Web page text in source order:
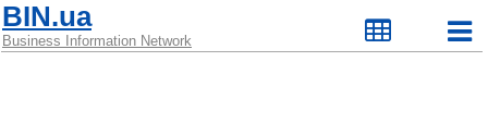
BIN.ua
Business Information Network